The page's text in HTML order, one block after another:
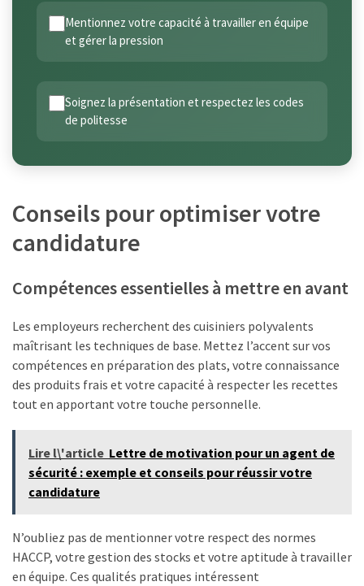
Mentionnez votre capacité à travailler en équipe
et gérer la pression
Soignez la présentation et respectez les codes
de politesse
Conseils pour optimiser votre
candidature
Compétences essentielles à mettre en avant
Les employeurs recherchent des cuisiniers polyvalents
maîtrisant les techniques de base. Mettez l’accent sur vos
compétences en préparation des plats, votre connaissance
des produits frais et votre capacité à respecter les recettes
tout en apportant votre touche personnelle.
Lire l\'article Lettre de motivation pour un agent de
sécurité : exemple et conseils pour réussir votre
candidature
N’oubliez pas de mentionner votre respect des normes
HACCP, votre gestion des stocks et votre aptitude à travailler
en équipe. Ces qualités pratiques intéressent